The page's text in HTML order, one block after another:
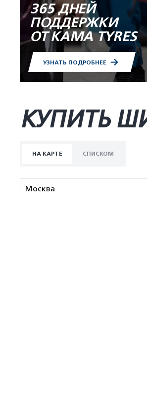
365 ДНЕЙ
ПОДДЕРЖКИ
ОТ KAMA TYRES
УЗНАТЬ ПОДРОБНЕЕ
КУПИТЬ
НА КАРТЕ СПИСКОМ